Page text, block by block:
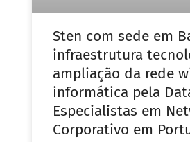
Sten com sede em
infraestrutura
ampliação da rede
informática pela
Especialistas em
Corporativo em